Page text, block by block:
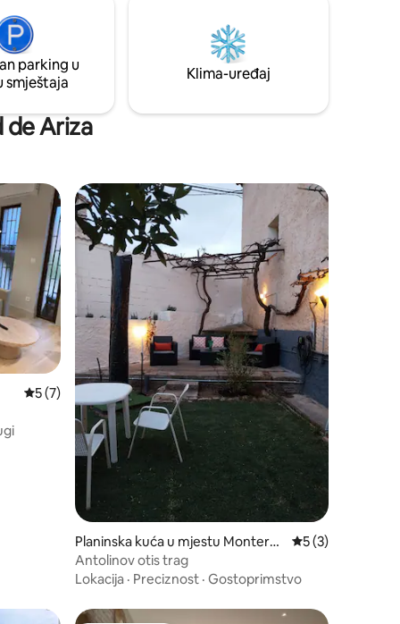
parking u
smještaja
Klima-uređaj
de Ariza
Prosječna ocjena: 5 od 5, recenzija: 7
5 (7)
Planinska kuća u mjestu Monterd
e
Prosječna
5 (3)
Antolinov otis trag
Lokacija · Preciznost · Gostoprimstvo